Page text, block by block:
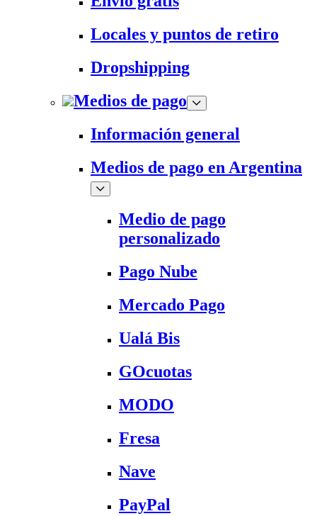
Locales y puntos de retiro
Dropshipping
Medios de pago
Información general
Medios de pago en Argentina
Medio de pago
personalizado
Pago Nube
Mercado Pago
Ualá Bis
GOcuotas
MODO
Fresa
Nave
PayPal